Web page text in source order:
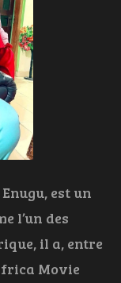
est un
l’un des
il a, entre
Movie